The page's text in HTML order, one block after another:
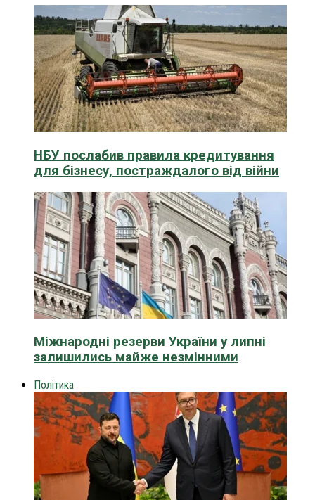
НБУ послабив правила кредитування
для бізнесу, постраждалого від війни
Міжнародні резерви України у липні
залишились майже незмінними
Політика